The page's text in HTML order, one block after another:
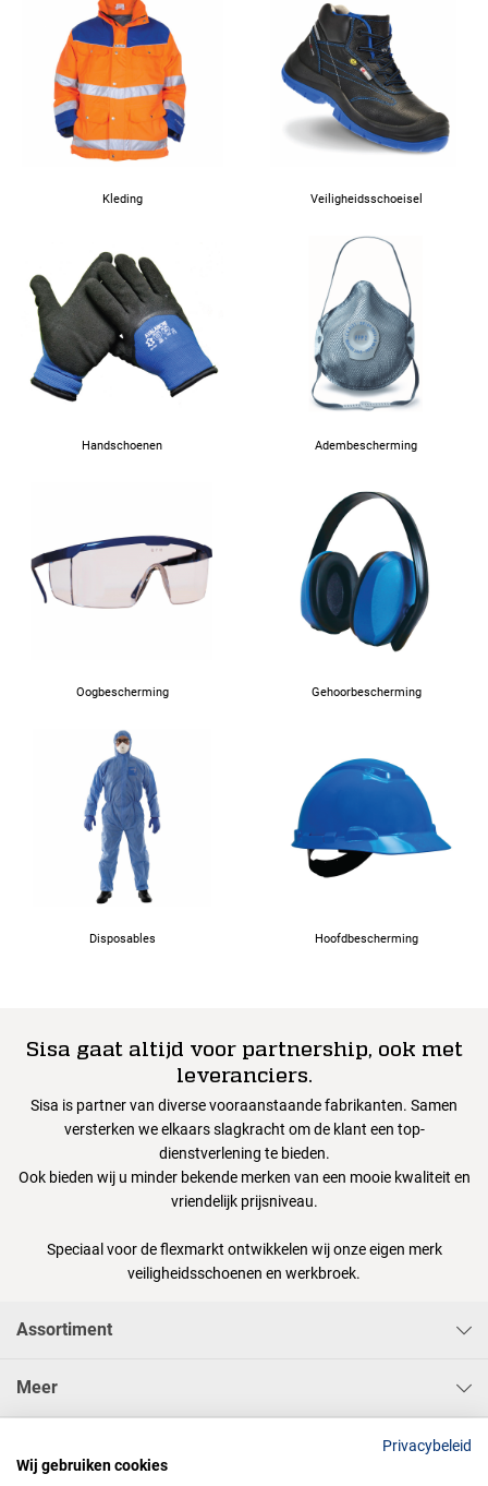
Kleding Veiligheidsschoeisel
Handschoenen Adembescherming
Oogbescherming Gehoorbescherming
Disposables Hoofdbescherming
Sisa gaat altijd voor partnership, ook met
leveranciers.
Sisa is partner van diverse vooraanstaande fabrikanten. Samen
versterken we elkaars slagkracht om de klant een top-
dienstverlening te bieden.
Ook bieden wij u minder bekende merken van een mooie kwaliteit en
vriendelijk prijsniveau.
Speciaal voor de flexmarkt ontwikkelen wij onze eigen merk
veiligheidsschoenen en werkbroek.
Assortiment
Meer
Privacybeleid
Wij gebruiken cookies